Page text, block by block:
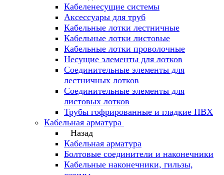
Кабеленесущие системы
Аксессуары для труб
Кабельные лотки лестничные
Кабельные лотки листовые
Кабельные лотки проволочные
Несущие элементы для лотков
Соединительные элементы для
лестничных лотков
Соединительные элементы для
листовых лотков
Трубы гофрированные и гладкие ПВХ
Кабельная арматура
Назад
Кабельная арматура
Болтовые соединители и наконечники
Кабельные наконечники, гильзы,